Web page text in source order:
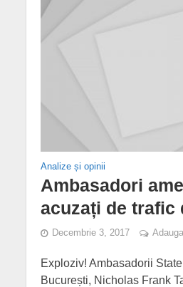
Analize și opinii
Ambasadori
acuzați de trafic
Decembrie 3, 2017
Exploziv! Ambasadorii
București, Nicholas Frank